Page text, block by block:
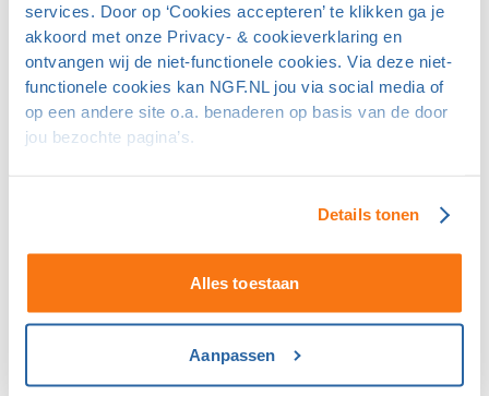
services. Door op ‘Cookies accepteren’ te klikken ga je
akkoord met onze Privacy- & cookieverklaring en
ontvangen wij de niet-functionele cookies. Via deze niet-
functionele cookies kan NGF.NL jou via social media of
op een andere site o.a. benaderen op basis van de door
jou bezochte pagina’s.
Details tonen
Alles toestaan
Aanpassen
Elk half uur 'slow play' heeft invloed. Als spelers met een
handicap tussen de 15 en 20 een 18-holes ronde spelen
in 4,5+ uur, dan is hun score gemiddeld 0,7 slag slechter
dan als de ronde 4 tot 4,5 uur duurt. Waarom deze
gebaat zijn bij vlot spel: niet te snel maar zeker niet te
Hier vind je informatie die je kunt gebruiken bij
communicatie in je clubblad, op de clubwebsite en in
Speel eens door ... en